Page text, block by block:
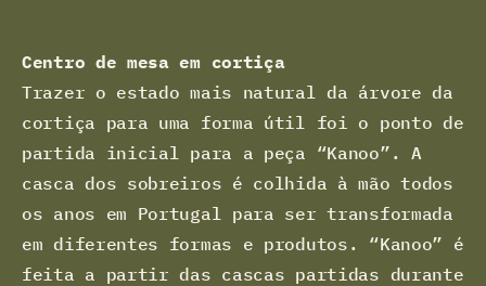
Centro de mesa em cortiça
Trazer o estado mais natural da árvore da
cortiça para uma forma útil foi o ponto de
partida inicial para a peça “Kanoo”. A
casca dos sobreiros é colhida à mão todos
os anos em Portugal para ser transformada
em diferentes formas e produtos. “Kanoo” é
feita a partir das cascas partidas durante